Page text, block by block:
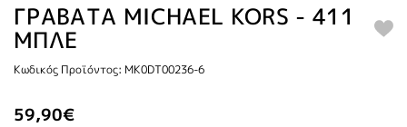
ΓΡΑΒΑΤΑ MICHAEL KORS - 411
ΜΠΛΕ
Κωδικός Προϊόντος: MK0DT00236-6
59,90€